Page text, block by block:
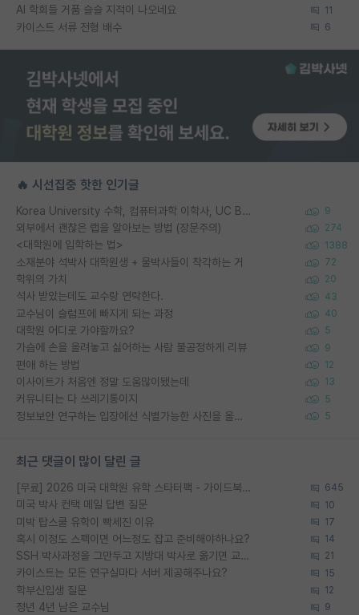
AI 학회들 거품 슬슬 지적이 나오네요 11
카이스트 서류 전형 배수 6
🔥 시선집중 핫한 인기글
Korea University 수학, 컴퓨터과학 이학사, UC Berkeley 산업공학 대학원 공학박사가 되는 것은 쉽지 않겠죠? 9
외부에서 괜찮은 랩을 알아보는 방법 (장문주의) 274
<대학원에 입학하는 법> 1388
소재분야 석박사 대학원생 + 물박사들이 착각하는 거 72
학위의 가치 20
석사 받았는데도 교수랑 연락한다. 43
교수님이 슬럼프에 빠지게 되는 과정 40
대학원 어디로 가야할까요? 5
가슴에 손을 올려놓고 싫어하는 사람 불공정하게 리뷰 9
편애 하는 방법 12
이사이트가 처음엔 정말 도움많이됐는데 13
커뮤니티는 다 쓰레기통이지 5
정보보안 연구하는 입장에선 식별가능한 사진을 올리는건 비추이긴함 5
최근 댓글이 많이 달린 글
[무료] 2026 미국 대학원 유학 스타터팩 - 가이드북 & 합격자 컨택메일 템플릿 645
미국 박사 컨택 메일 답변 질문 10
미박 탑스쿨 유학이 빡세진 이유 17
혹시 이정도 스펙이면 어느정도 잡고 준비해야하나요? 14
SSH 박사과정을 그만두고 지방대 박사로 옮기면 교수의 꿈은 끝일까요? 21
카이스트는 모든 연구실마다 서버 제공해주나요? 15
학부신입생 질문 12
정년 4년 남은 교수님 9